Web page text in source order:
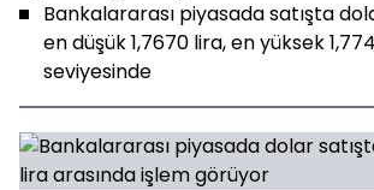
Bankalararası piyasada satışta
en düşük 1,7670 lira, en yüksek
seviyesinde